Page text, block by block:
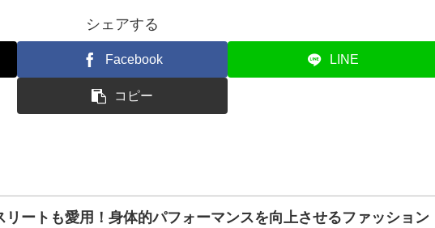
シェアする
Facebook LINE
コピー
リートも愛用！身体的パフォーマンスを向上させるファッション